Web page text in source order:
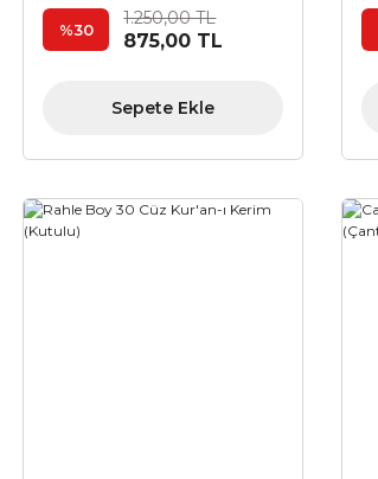
%30
1.250,00 TL
875,00 TL
Sepete Ekle